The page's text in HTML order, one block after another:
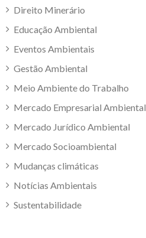
Direito Minerário
Educação Ambiental
Eventos Ambientais
Gestão Ambiental
Meio Ambiente do Trabalho
Mercado Empresarial Ambiental
Mercado Jurídico Ambiental
Mercado Socioambiental
Mudanças climáticas
Notícias Ambientais
Sustentabilidade